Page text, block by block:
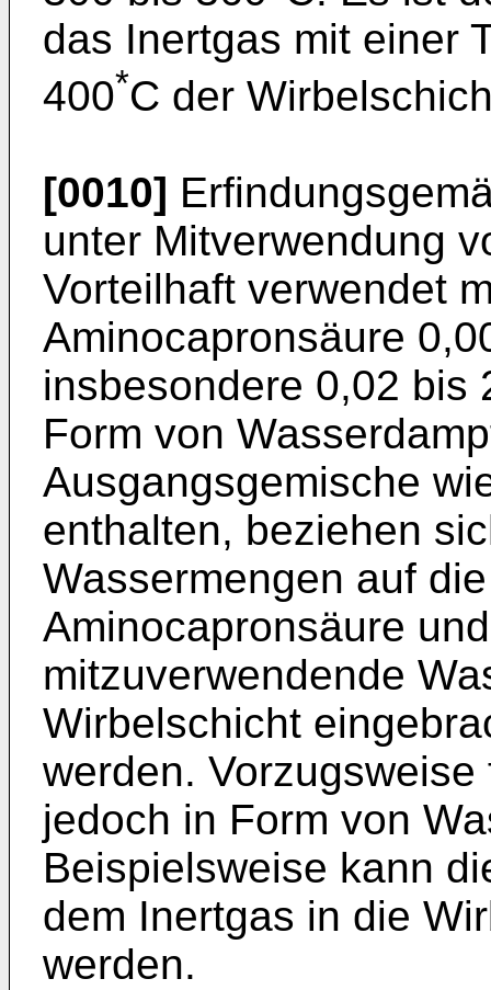
das Inertgas mit einer
400*C der
[0010]
unter Mitverwendung
Vorteilhaft verwendet
Aminocapronsäure
insbesondere 0,02 bis
Form von
Ausgangsgemische
enthalten, beziehen
Wassermengen auf
Aminocapronsäure
mitzuverwendende
Wirbelschicht
werden.
jedoch in Form von
Beispielsweise kann
dem Inertgas in die
werden.